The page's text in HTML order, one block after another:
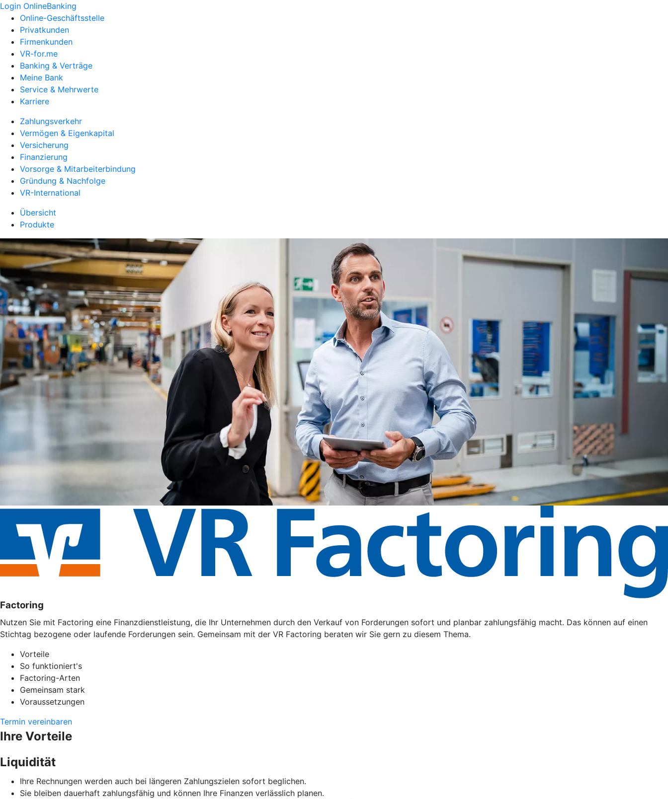
Login OnlineBanking
Online-Geschäftsstelle
Privatkunden
Firmenkunden
VR-for.me
Banking & Verträge
Meine Bank
Service & Mehrwerte
Karriere
Zahlungsverkehr
Vermögen & Eigenkapital
Versicherung
Finanzierung
Vorsorge & Mitarbeiterbindung
Gründung & Nachfolge
VR-International
Übersicht
Produkte
Factoring
Nutzen Sie mit Factoring eine Finanzdienstleistung, die Ihr Unternehmen durch den Verkauf von Forderungen sofort und planbar zahlungsfähig macht. Das können auf einen
Stichtag bezogene oder laufende Forderungen sein. Gemeinsam mit der VR Factoring beraten wir Sie gern zu diesem Thema.
Vorteile
So funktioniert's
Factoring-Arten
Gemeinsam stark
Voraussetzungen
Termin vereinbaren
Ihre Vorteile
Liquidität
Ihre Rechnungen werden auch bei längeren Zahlungszielen sofort beglichen.
Sie bleiben dauerhaft zahlungsfähig und können Ihre Finanzen verlässlich planen.